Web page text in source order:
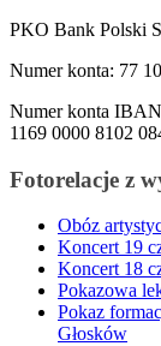
PKO Bank Polski
Numer konta: 77
Numer konta
1169 0000 8102
Fotorelacje z
Obóz
Koncert 19
Koncert 18
Pokazowa
Pokaz
Głosków